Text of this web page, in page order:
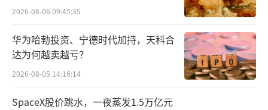
2026-08-06 09:45:35
华为哈勃投资、宁德时代加持，天科合
达为何越卖越亏？
2026-08-05 14:16:14
SpaceX股价跳水，一夜蒸发1.5万亿元